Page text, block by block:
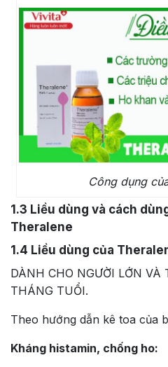
Công dụng
1.3 Liều dùng và cách
Theralene
1.4 Liều dùng của
DÀNH CHO NGƯỜI LỚN VÀ
THÁNG TUỔI.
Theo hướng dẫn kê toa của
Kháng histamin, chống ho: